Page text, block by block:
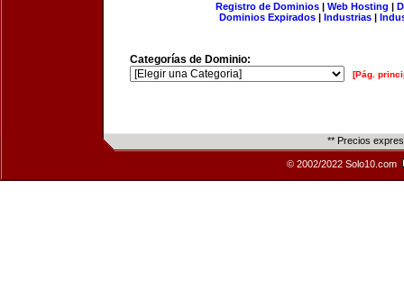
Registro de Dominios| Web Hosting |
Dominios Expirados | Industrias |
Categorías de Dominio:
[Pág.
** Precios
© 2002/2022 Solo10.com